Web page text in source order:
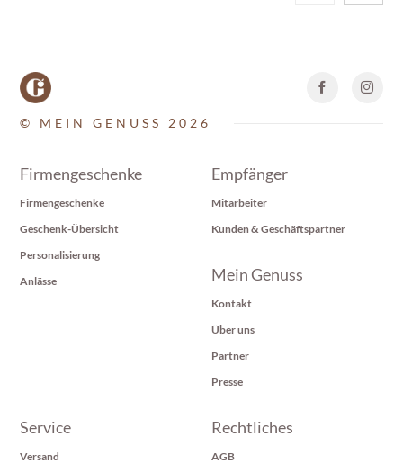
© MEIN GENUSS 2026
Firmengeschenke
Firmengeschenke
Geschenk-Übersicht
Personalisierung
Anlässe
Empfänger
Mitarbeiter
Kunden & Geschäftspartner
Mein Genuss
Kontakt
Über uns
Partner
Presse
Service
Versand
Rechtliches
AGB